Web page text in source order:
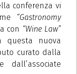
conferenza vi
“Gastronomy
con “Wine Law”
questa nuova
curato dalla